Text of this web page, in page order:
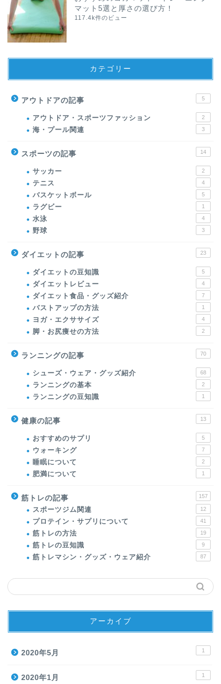
マット5選と厚さの選び方！
117.4k件のビュー
カテゴリー
アウトドアの記事 5
アウトドア・スポーツファッション 2
海・プール関連 3
スポーツの記事 14
サッカー 2
テニス 4
バスケットボール 5
ラグビー 1
水泳 4
野球 3
ダイエットの記事 23
ダイエットの豆知識 5
ダイエットレビュー 4
ダイエット食品・グッズ紹介 7
バストアップの方法 1
ヨガ・エクササイズ 4
脚・お尻痩せの方法 2
ランニングの記事 70
シューズ・ウェア・グッズ紹介 68
ランニングの基本 2
ランニングの豆知識 1
健康の記事 13
おすすめのサプリ 5
ウォーキング 7
睡眠について 2
肥満について 1
筋トレの記事 157
スポーツジム関連 12
プロテイン・サプリについて 41
筋トレの方法 19
筋トレの豆知識 9
筋トレマシン・グッズ・ウェア紹介 87
アーカイブ
2020年5月 1
2020年1月 1